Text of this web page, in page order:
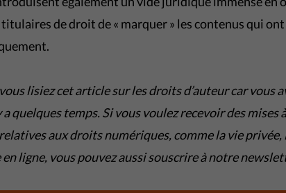
de droit de « marquer » les contenus qui
lisiez cet article sur les droits d’auteur car vous
quelques temps. Si vous voulez recevoir des mises
aux droits numériques, comme la vie
en ligne, vous pouvez aussi souscrire à notre